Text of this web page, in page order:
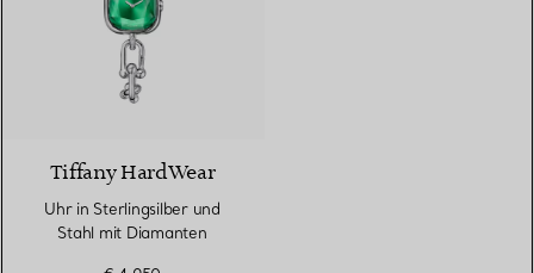
Tiffany HardWear
Uhr in Sterlingsilber und
Stahl mit Diamanten